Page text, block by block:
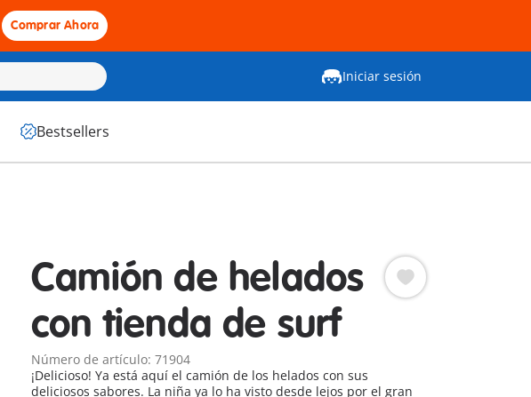
Comprar Ahora
Iniciar sesión
Bestsellers
Camión de helados
con tienda de surf
Número de artículo: 71904
¡Delicioso! Ya está aquí el camión de los helados con sus
deliciosos sabores. La niña ya lo ha visto desde lejos por el gran